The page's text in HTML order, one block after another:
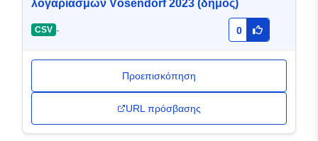
λογαριασμών Vösendorf 2023 (δήμος)
CSV - 0
Προεπισκόπηση
URL πρόσβασης